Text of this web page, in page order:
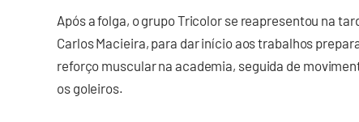
Após a folga, o grupo Tricolor se reapresentou na
Carlos Macieira, para dar início aos trabalhos
reforço muscular na academia, seguida de
os goleiros.